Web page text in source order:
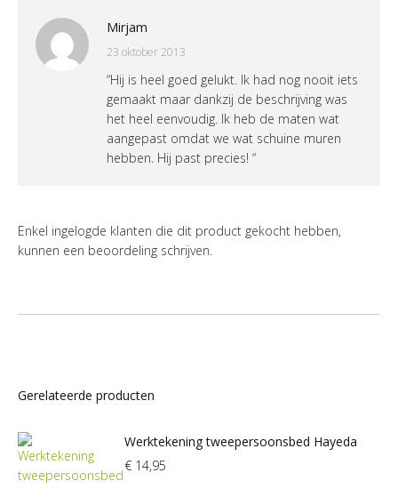
Mirjam
23 oktober 2013
“Hij is heel goed gelukt. Ik had nog nooit iets
gemaakt maar dankzij de beschrijving was
het heel eenvoudig. Ik heb de maten wat
aangepast omdat we wat schuine muren
hebben. Hij past precies! “
Enkel ingelogde klanten die dit product gekocht hebben,
kunnen een beoordeling schrijven.
Gerelateerde producten
Werktekening tweepersoonsbed Hayeda
€ 14,95